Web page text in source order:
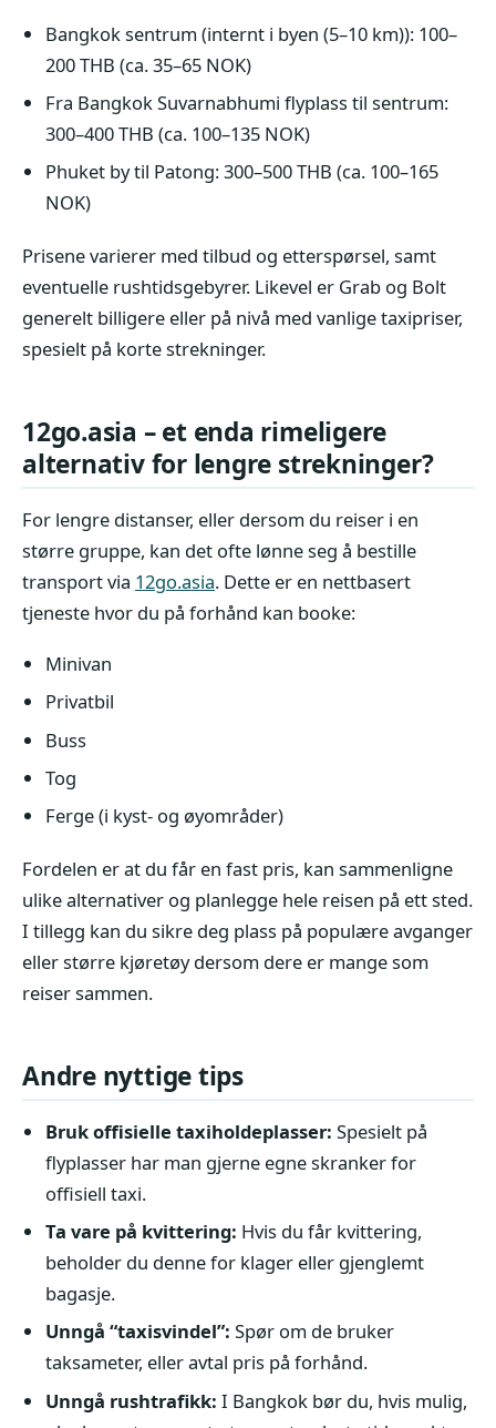
Bangkok sentrum (internt i byen (5–10 km)): 100–
200 THB (ca. 35–65 NOK)
Fra Bangkok Suvarnabhumi flyplass til sentrum:
300–400 THB (ca. 100–135 NOK)
Phuket by til Patong: 300–500 THB (ca. 100–165
NOK)
Prisene varierer med tilbud og etterspørsel, samt
eventuelle rushtidsgebyrer. Likevel er Grab og Bolt
generelt billigere eller på nivå med vanlige taxipriser,
spesielt på korte strekninger.
12go.asia – et enda rimeligere
alternativ for lengre strekninger?
For lengre distanser, eller dersom du reiser i en
større gruppe, kan det ofte lønne seg å bestille
transport via 12go.asia. Dette er en nettbasert
tjeneste hvor du på forhånd kan booke:
Minivan
Privatbil
Buss
Tog
Ferge (i kyst- og øyområder)
Fordelen er at du får en fast pris, kan sammenligne
ulike alternativer og planlegge hele reisen på ett sted.
I tillegg kan du sikre deg plass på populære avganger
eller større kjøretøy dersom dere er mange som
reiser sammen.
Andre nyttige tips
Bruk offisielle taxiholdeplasser: Spesielt på
flyplasser har man gjerne egne skranker for
offisiell taxi.
Ta vare på kvittering: Hvis du får kvittering,
beholder du denne for klager eller gjenglemt
bagasje.
Unngå “taxisvindel”: Spør om de bruker
taksameter, eller avtal pris på forhånd.
Unngå rushtrafikk: I Bangkok bør du, hvis mulig,